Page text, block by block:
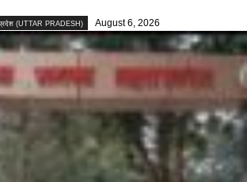
प्रदेश (UTTAR PRADESH) August 6, 2026